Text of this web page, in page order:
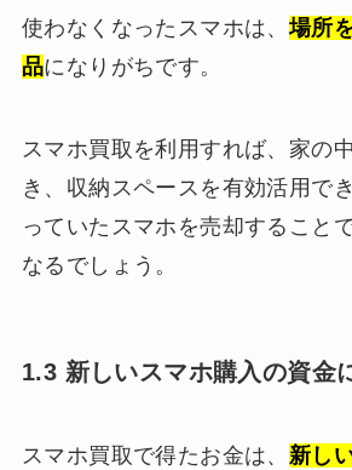
使わなくなったスマホは、場所
品になりがちです。
スマホ買取を利用すれば、家の
き、収納スペースを有効活用で
っていたスマホを売却すること
なるでしょう。
1.3 新しいスマホ購入の資金
スマホ買取で得たお金は、 新し